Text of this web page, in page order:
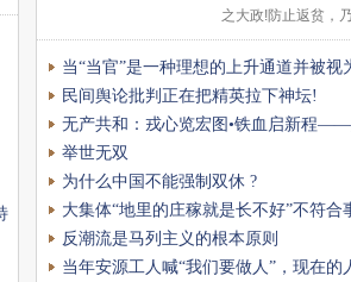
之大政!防止返贫，
要! 而无论扶贫，
贫，关键是要解决“
当“当官”是一种理想的上升通道并被视
时，官僚主义就很难根治
民间舆论批判正在把精英拉下神坛!
无产共和：戎心览宏图•铁血启新程
龙镇政府退役军人参观简阳市规划馆有感
举世无双
为什么中国不能强制双休 ?
大集体“地里的庄稼就是长不好”不符合
反潮流是马列主义的根本原则
当年安源工人喊“我们要做人”，现在的